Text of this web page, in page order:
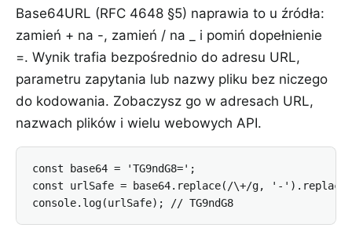
Base64URL (RFC 4648 §5) naprawia to u źródła:
zamień + na -, zamień / na _ i pomiń dopełnienie
=. Wynik trafia bezpośrednio do adresu URL,
parametru zapytania lub nazwy pliku bez niczego
do kodowania. Zobaczysz go w adresach URL,
nazwach plików i wielu webowych API.
const base64 = 'TG9ndG8=';
const urlSafe = base64.replace(/\+/g, '-
console.log(urlSafe); // TG9ndG8